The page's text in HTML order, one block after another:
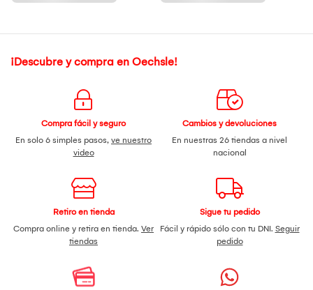
¡Descubre y compra en Oechsle!
Compra fácil y seguro
En solo 6 simples pasos, ve nuestro
video
Cambios y devoluciones
En nuestras 26 tiendas a nivel
nacional
Retiro en tienda
Compra online y retira en tienda. Ver
tiendas
Sigue tu pedido
Fácil y rápido sólo con tu DNI. Seguir
pedido